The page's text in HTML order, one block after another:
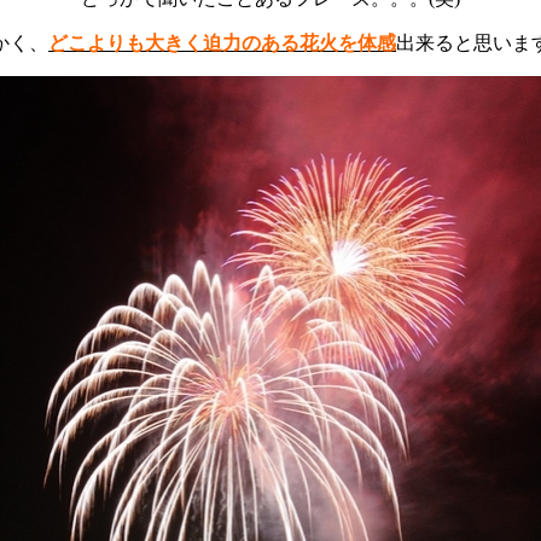
、 どこよりも大きく迫力のある花火を体感出来ると思いま